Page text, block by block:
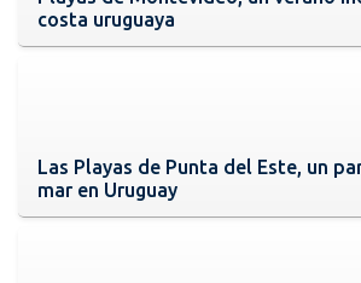
costa uruguaya
Las Playas de Punta del Este, un
mar en Uruguay